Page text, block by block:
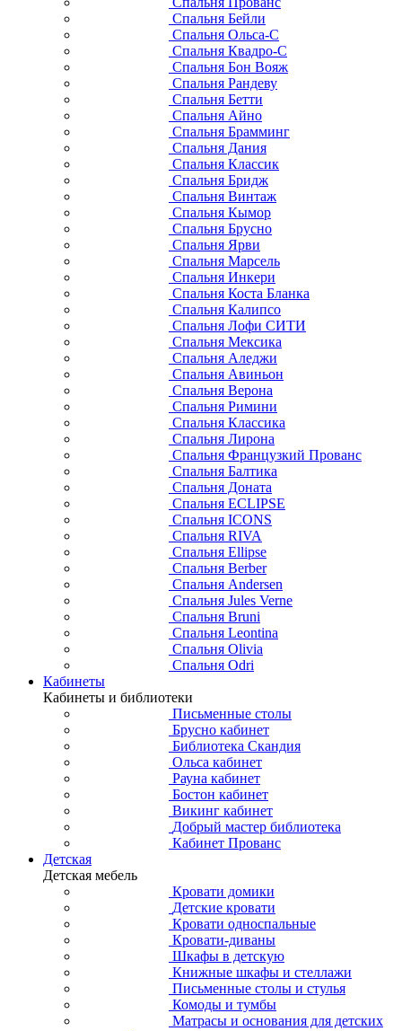
Спальня Бейли
Спальня Ольса-С
Спальня Квадро-С
Спальня Бон Вояж
Спальня Рандеву
Спальня Бетти
Спальня Айно
Спальня Брамминг
Спальня Дания
Спальня Классик
Спальня Бридж
Спальня Винтаж
Спальня Кымор
Спальня Брусно
Спальня Ярви
Спальня Марсель
Спальня Инкери
Спальня Коста Бланка
Спальня Калипсо
Спальня Лофи СИТИ
Спальня Мексика
Спальня Аледжи
Спальня Авиньон
Спальня Верона
Спальня Римини
Спальня Классика
Спальня Лирона
Спальня Французкий Прованс
Спальня Балтика
Спальня Доната
Спальня ECLIPSE
Спальня ICONS
Спальня RIVA
Спальня Ellipse
Спальня Berber
Спальня Andersen
Спальня Jules Verne
Спальня Bruni
Спальня Leontina
Спальня Olivia
Спальня Odri
Кабинеты
Кабинеты и библиотеки
Письменные столы
Брусно кабинет
Библиотека Скандия
Ольса кабинет
Рауна кабинет
Бостон кабинет
Викинг кабинет
Добрый мастер библиотека
Кабинет Прованс
Детская
Детская мебель
Кровати домики
Детские кровати
Кровати односпальные
Кровати-диваны
Шкафы в детскую
Книжные шкафы и стеллажи
Письменные столы и стулья
Комоды и тумбы
Матрасы и основания для детских